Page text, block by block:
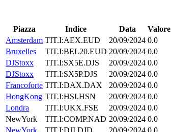
Piazza Indice Data Valore
Amsterdam TIT.I:AEX.EUD 20/09/2024 0.0
Bruxelles
TIT.I:BEL20.EUD 20/09/2024 0.0
DJStoxx
TIT.I:SX5E.DJS 20/09/2024 0.0
DJStoxx
TIT.I:SX5P.DJS 20/09/2024 0.0
Francoforte TIT.I:DAX.DAX 20/09/2024 0.0
HongKong TIT.I:HSI.HSN 20/09/2024 0.0
Londra
TIT.I:UKX.FSE 20/09/2024 0.0
NewYork
TIT.I:COMP.NAD 20/09/2024 0.0
NewYork
TIT.I:DJI.DJD 20/09/2024 0.0